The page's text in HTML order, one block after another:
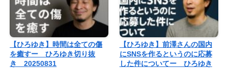
【ひろゆき】時間は全ての傷
を癒すー ひろゆき切り抜
き 20250831
【ひろゆき】前澤さんの国内
にSNSを作るというのに応募
した件についてー ひろゆき